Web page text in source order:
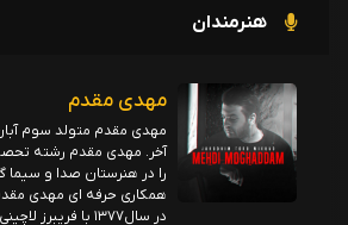
هنرمندان
مهدی مقدم
آخر. مهدى مقدم رشته
را در هنرستان صدا و سيما
همكارى حرفه اى مهدی
در سال١٣٧٧ با